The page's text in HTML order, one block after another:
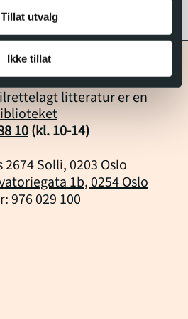
Tillat utvalg
Ikke tillat
litteratur er en
10(kl.10-14)
Solli, 0203 Oslo
1b, 0254 Oslo
976 029 100